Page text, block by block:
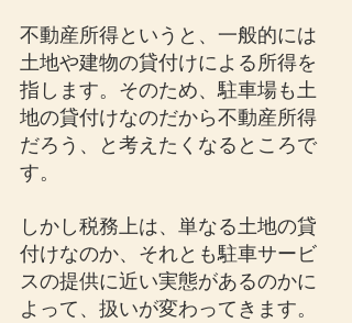
不動産所得というと、一般的には
土地や建物の貸付けによる所得を
指します。そのため、駐車場も土
地の貸付けなのだから不動産所得
だろう、と考えたくなるところで
す。
しかし税務上は、単なる土地の貸
付けなのか、それとも駐車サービ
スの提供に近い実態があるのかに
よって、扱いが変わってきます。